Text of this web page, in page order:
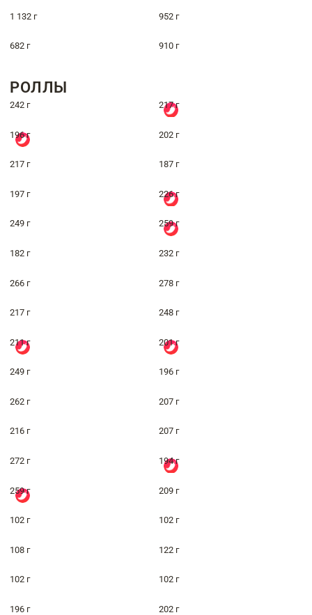
1 132 г 952 г
682 г 910 г
РОЛЛЫ
242 г 217 г
196 г 202 г
217 г 187 г
197 г 226 г
249 г 259 г
182 г 232 г
266 г 278 г
217 г 248 г
211 г 201 г
249 г 196 г
262 г 207 г
216 г 207 г
272 г 194 г
259 г 209 г
102 г 102 г
108 г 122 г
102 г 102 г
196 г 202 г